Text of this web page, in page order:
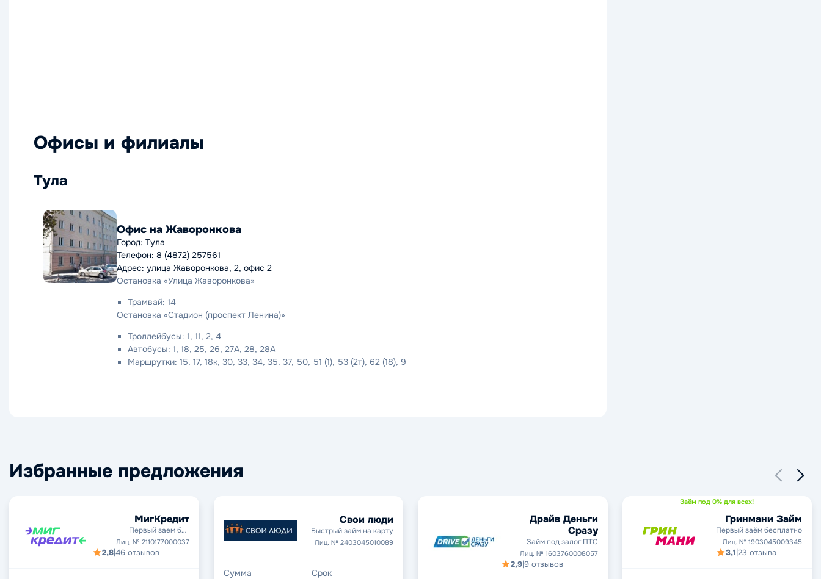
Офисы и филиалы
Тула
Офис на Жаворонкова
Город: Тула
Телефон: 8 (4872) 257561
Адрес: улица Жаворонкова, 2, офис 2
Остановка «Улица Жаворонкова»
Трамвай: 14
Остановка «Стадион (проспект Ленина)»
Троллейбусы: 1, 11, 2, 4
Автобусы: 1, 18, 25, 26, 27А, 28, 28А
Маршрутки: 15, 17, 18к, 30, 33, 34, 35, 37, 50, 51 (1), 53 (2т), 62 (18), 9
Избранные предложения
МигКредит
Первый заем без
процентов
Лиц. № 2110177000037
2,8|46 отзывов
Свои люди
Быстрый займ на карту
Лиц. № 2403045010089
Сумма Срок
Драйв Деньги
Сразу
Займ под залог ПТС
Лиц. № 1603760008057
2,9|9 отзывов
Заём под 0% для всех!
Гринмани Займ
Первый заём бесплатно
Лиц. № 1903045009345
3,1|23 отзыва